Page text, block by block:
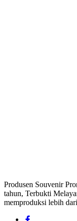
Produsen Souvenir
tahun, Terbukti
memproduksi lebih